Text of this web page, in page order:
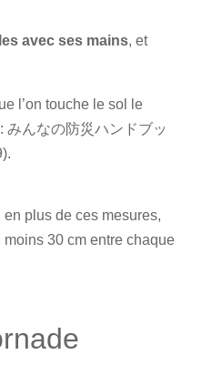
avec ses mains, et
l’on touche le sol le
みんなの防災ハンドブッ
en plus de ces mesures,
moins 30 cm entre chaque